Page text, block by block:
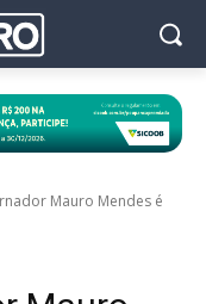
Mauro Mendes é